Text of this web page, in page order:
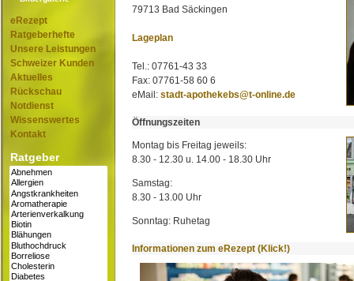
eRezept
Ratgeberhefte
Unsere Leistungen
Schweizer Kunden
Aktuelles
Rückschau
Notdienst
Wissenswertes
Kontakt
Ratgeber
79713 Bad Säckingen
Lageplan
Tel.: 07761-43 33
Fax: 07761-58 60 6
eMail: stadt-apothekebs@t-online.de
Öffnungszeiten
Montag bis Freitag jeweils:
8.30 - 12.30 u. 14.00 - 18.30 Uhr
Samstag:
8.30 - 13.00 Uhr
Sonntag: Ruhetag
Informationen zum eRezept (Klick!)